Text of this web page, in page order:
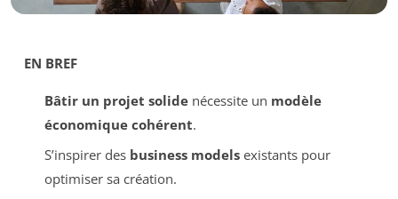
EN BREF
Bâtir un projet solidenécessite un modèle
économique cohérent.
S’inspirer des business modelsexistants pour
optimiser sa création.